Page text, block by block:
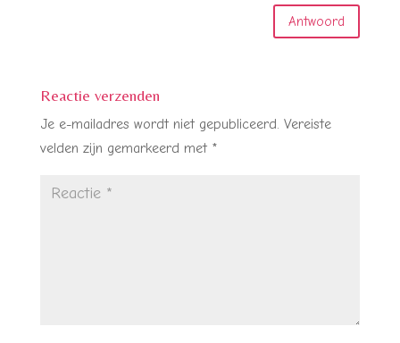
Antwoord
Reactie verzenden
Je e-mailadres wordt niet gepubliceerd. Vereiste
velden zijn gemarkeerd met *